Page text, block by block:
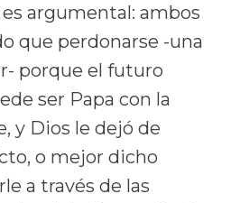
argumental: ambos
que perdonarse -una
porque el futuro
ser Papa con la
y Dios le dejó de
o mejor dicho
a través de las